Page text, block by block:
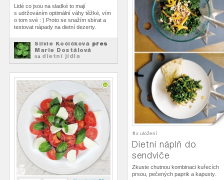
Lidé co jsou na sladké to mají
s udržováním optimální váhy těžké, vím
o tom své : ) Proto se snažím sbírat a
testovat nápady na dietní dezerty.
Silvie Kočičková přes
Marie Dostálová
na dietní jídla
1 x uložení
Dietní náplň do
sendviče
Zkuste chutnou kombinaci kuřecích
prsou, pečených paprik a kapusty.